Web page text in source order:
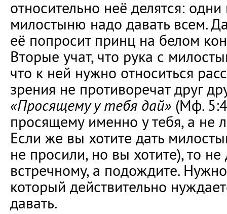
относительно неё делятся: одни
милостыню надо давать всем.
её попросит принц на белом
Вторые учат, что рука с
что к ней нужно относиться
зрения не противоречат друг
«Просящему у тебя дай» (Мф.
просящему именно у тебя, а не
Если же вы хотите дать
не просили, но вы хотите), то
встречному, а подождите.
который действительно
давать.